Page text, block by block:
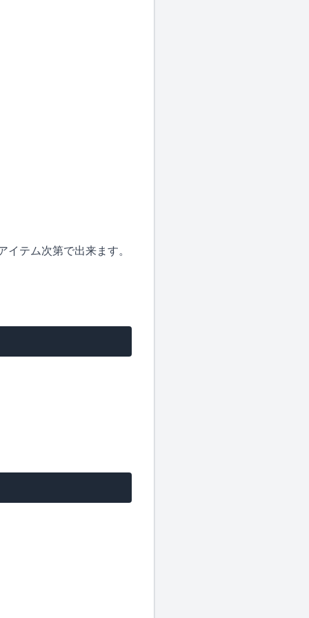
テム次第で出来ます。